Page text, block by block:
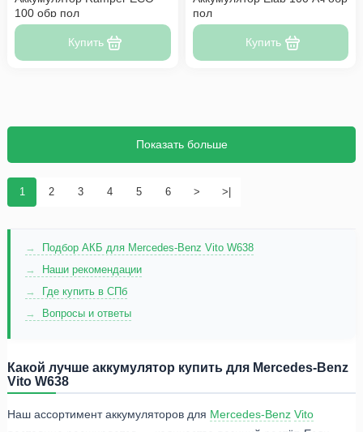
100 обр пол
Купить
пол
Купить
1 2 3 4 5 6 > >|
Показать больше
Подбор АКБ для Mercedes-Benz Vito W638
Наши рекомендации
Где купить в СПб
Вопросы и ответы
Какой лучше аккумулятор купить для Mercedes-Benz
Vito W638
Наш ассортимент аккумуляторов для Mercedes-Benz Vito